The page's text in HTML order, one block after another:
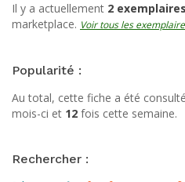
Il y a actuellement 2 exemplaires
marketplace. Voir tous les
Popularité :
Au total, cette fiche a été
mois-ci et 12 fois cette semaine.
Rechercher :